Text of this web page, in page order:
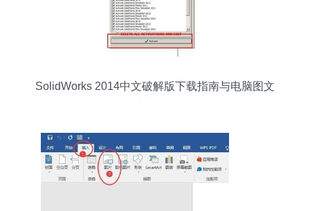
SolidWorks 2014中文破解版下载指南与电脑图文